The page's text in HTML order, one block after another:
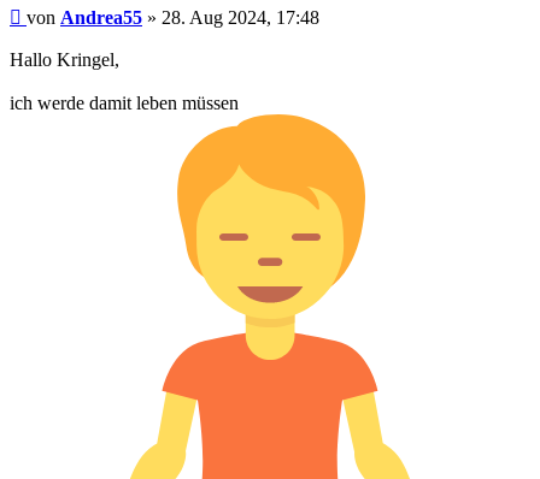
Beitrag
von Andrea55 » 28. Aug 2024, 17:48
Hallo Kringel,
ich werde damit leben müssen